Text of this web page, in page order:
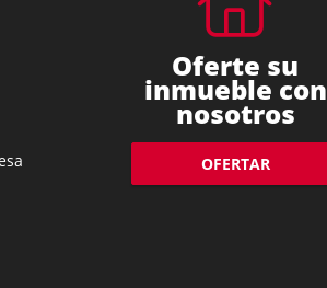
Oferte su
inmueble con
nosotros
OFERTAR